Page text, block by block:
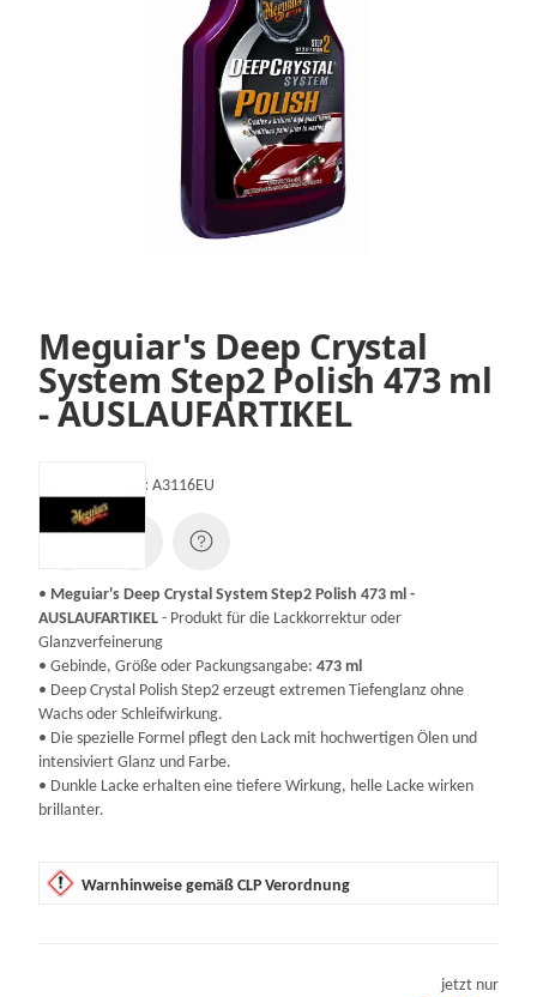
Meguiar's Deep Crystal
System Step2 Polish 473 ml
- AUSLAUFARTIKEL
Artikelnummer: A3116EU
• Meguiar's Deep Crystal System Step2 Polish 473 ml -
AUSLAUFARTIKEL - Produkt für die Lackkorrektur oder
Glanzverfeinerung
• Gebinde, Größe oder Packungsangabe: 473 ml
• Deep Crystal Polish Step2 erzeugt extremen Tiefenglanz ohne
Wachs oder Schleifwirkung.
• Die spezielle Formel pflegt den Lack mit hochwertigen Ölen und
intensiviert Glanz und Farbe.
• Dunkle Lacke erhalten eine tiefere Wirkung, helle Lacke wirken
brillanter.
Warnhinweise gemäß CLP Verordnung
jetzt nur